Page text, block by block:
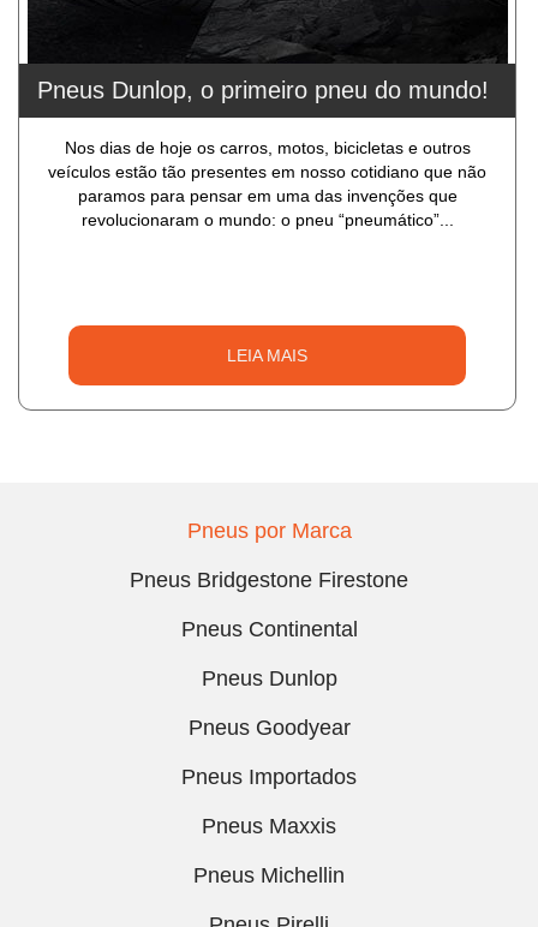
Pneus Dunlop, o primeiro pneu do mundo!
Nos dias de hoje os carros, motos, bicicletas e outros
veículos estão tão presentes em nosso cotidiano que não
paramos para pensar em uma das invenções que
revolucionaram o mundo: o pneu “pneumático”...
LEIA MAIS
Pneus por Marca
Pneus Bridgestone Firestone
Pneus Continental
Pneus Dunlop
Pneus Goodyear
Pneus Importados
Pneus Maxxis
Pneus Michellin